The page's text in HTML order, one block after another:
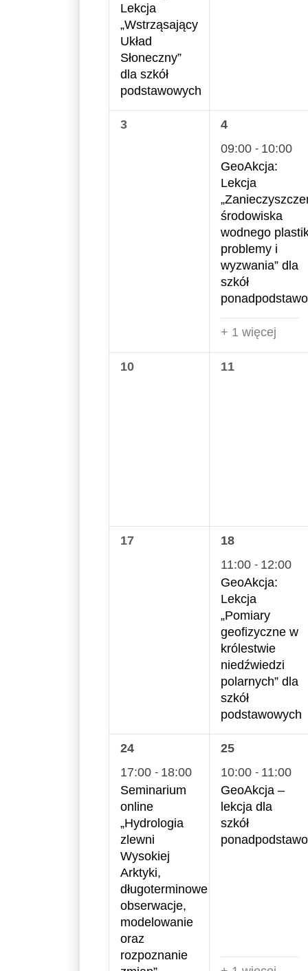
Lekcja
„Wstrząsający
Układ
Słoneczny”
dla szkół
podstawowych
0
3
2
4
09:00- 10:00
GeoAkcja:
Lekcja
środowiska
wodnego
problemy i
wyzwania” dla
szkół
+ 1 więcej
0
10
0
11
0
17
1
18
11:00- 12:00
GeoAkcja:
Lekcja
„Pomiary
geofizyczne w
królestwie
niedźwiedzi
polarnych” dla
szkół
podstawowych
1
24
17:00 - 18:00
Seminarium
online
„Hydrologia
zlewni
Wysokiej
Arktyki,
długoterminowe
obserwacje,
modelowanie
oraz
rozpoznanie
2
25
10:00- 11:00
GeoAkcja –
lekcja dla
szkół